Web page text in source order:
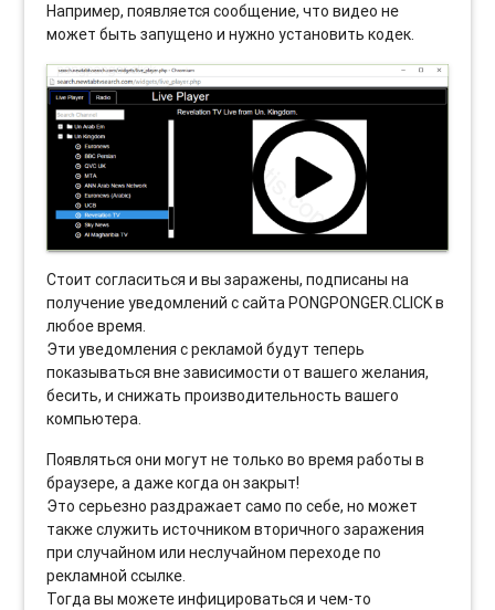
Например, появляется сообщение, что видео не
может быть запущено и нужно установить кодек.
Стоит согласиться и вы заражены, подписаны на
получение уведомлений с сайта PONGPONGER.CLICK в
любое время.
Эти уведомления с рекламой будут теперь
показываться вне зависимости от вашего желания,
бесить, и снижать производительность вашего
компьютера.
Появляться они могут не только во время работы в
браузере, а даже когда он закрыт!
Это серьезно раздражает само по себе, но может
также служить источником вторичного заражения
при случайном или неслучайном переходе по
рекламной ссылке.
Тогда вы можете инфицироваться и чем-то